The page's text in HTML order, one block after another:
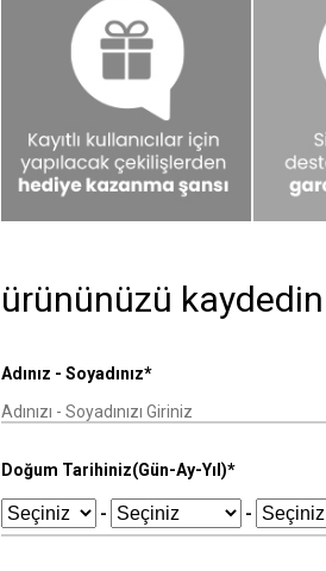
ürününüzü kaydedin
Adınız - Soyadınız*
Doğum Tarihiniz(Gün-Ay-Yıl)*
- -